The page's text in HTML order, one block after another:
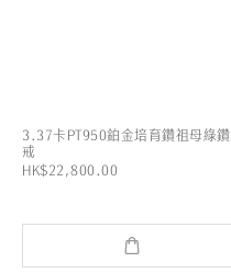
3.37卡PT950鉑金培育鑽祖母綠鑽
戒
HK$22,800.00